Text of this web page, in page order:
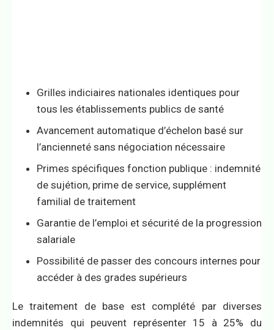
Grilles indiciaires nationales identiques pour
tous les établissements publics de santé
Avancement automatique d’échelon basé sur
l’ancienneté sans négociation nécessaire
Primes spécifiques fonction publique : indemnité
de sujétion, prime de service, supplément
familial de traitement
Garantie de l’emploi et sécurité de la progression
salariale
Possibilité de passer des concours internes pour
accéder à des grades supérieurs
Le traitement de base est complété par diverses
indemnités qui peuvent représenter 15 à 25% du